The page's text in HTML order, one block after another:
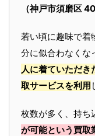
（神戸市須磨区
若い頃に趣味で着
分に似合わなくな
人に着ていただ
取サービスを利用
枚数が多く、持ち
が可能という買取